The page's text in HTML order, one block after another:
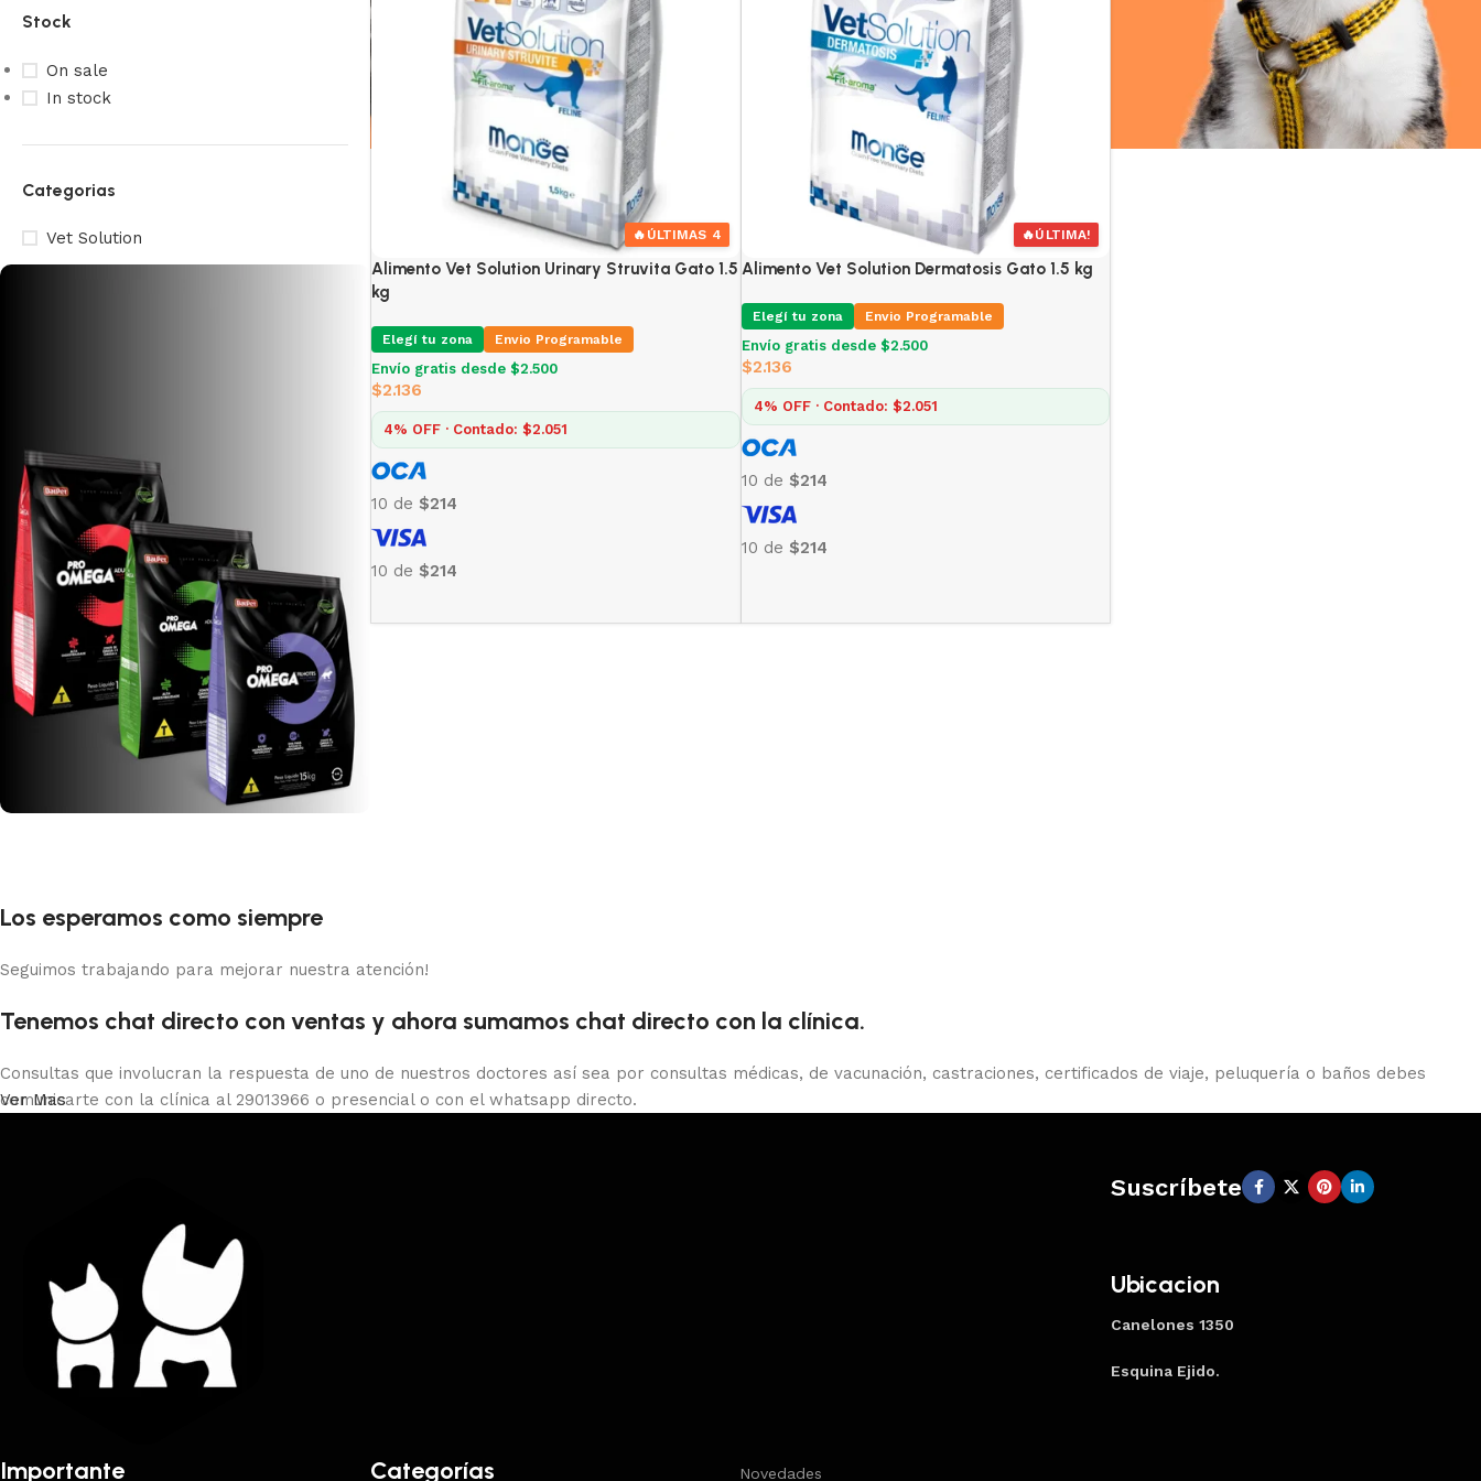
Stock
On sale
In stock
Categorias
Vet Solution
Ver Mas
🔥 ÚLTIMAS 4
Alimento Vet Solution Urinary Struvita Gato 1.5
kg
Elegí tu zona Envio Programable
Envío gratis desde $2.500
$2.136
4% OFF · Contado: $2.051
10 de $214
10 de $214
🔥ÚLTIMA!
Alimento Vet Solution Dermatosis Gato 1.5 kg
Elegí tu zona Envio Programable
Envío gratis desde $2.500
$2.136
4% OFF · Contado: $2.051
10 de $214
10 de $214
Los esperamos como siempre
Seguimos trabajando para mejorar nuestra atención!
Tenemos chat directo con ventas y ahora sumamos chat directo con la clínica.
Consultas que involucran la respuesta de uno de nuestros doctores así sea por consultas médicas, de vacunación, castraciones, certificados de viaje, peluquería o baños debes
comunicarte con la clínica al 29013966 o presencial o con el whatsapp directo.
Ver Mas
Importante Categorías Novedades
Suscríbete
Ubicacion
Canelones 1350
Esquina Ejido.